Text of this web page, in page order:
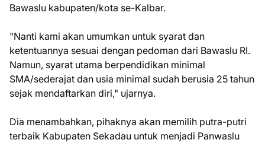
Bawaslu kabupaten/kota se-Kalbar.
"Nanti kami akan umumkan untuk syarat dan
ketentuannya sesuai dengan pedoman dari Bawaslu RI.
Namun, syarat utama berpendidikan minimal
SMA/sederajat dan usia minimal sudah berusia 25 tahun
sejak mendaftarkan diri," ujarnya.
Dia menambahkan, pihaknya akan memilih putra-putri
terbaik Kabupaten Sekadau untuk menjadi Panwaslu